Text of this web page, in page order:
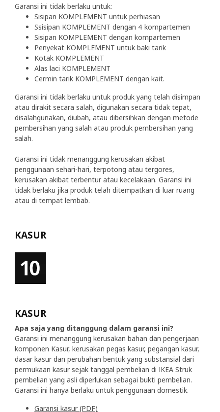
Garansi ini tidak berlaku untuk:
Sisipan KOMPLEMENT untuk perhiasan
Ssisipan KOMPLEMENT dengan 4 kompartemen
Sisipan KOMPLEMENT dengan kompartemen
Penyekat KOMPLEMENT untuk baki tarik
Kotak KOMPLEMENT
Alas laci KOMPLEMENT
Cermin tarik KOMPLEMENT dengan kait.
Garansi ini tidak berlaku untuk produk yang telah disimpan
atau dirakit secara salah, digunakan secara tidak tepat,
disalahgunakan, diubah, atau dibersihkan dengan metode
pembersihan yang salah atau produk pembersihan yang
salah.
Garansi ini tidak menanggung kerusakan akibat
penggunaan sehari-hari, terpotong atau tergores,
kerusakan akibat terbentur atau kecelakaan. Garansi ini
tidak berlaku jika produk telah ditempatkan di luar ruang
atau di tempat lembab.
KASUR
KASUR
Apa saja yang ditanggung dalam garansi ini?
Garansi ini menanggung kerusakan bahan dan pengerjaan
komponen Kasur, kerusakan pegas kasur, pegangan kasur,
dasar kasur dan perubahan bentuk yang substansial dari
permukaan kasur sejak tanggal pembelian di IKEA Struk
pembelian yang asli diperlukan sebagai bukti pembelian.
Garansi ini hanya berlaku untuk penggunaan domestik.
Garansi kasur (PDF)